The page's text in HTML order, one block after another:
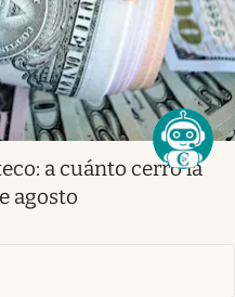
a cuánto cerró la
agosto